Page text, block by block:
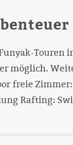
Touren
möglich.
freie Zimmer:
Rafting: